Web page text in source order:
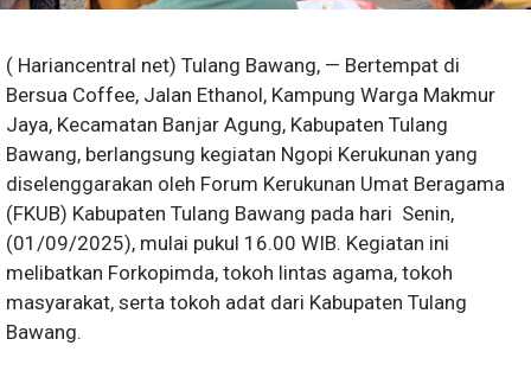
( Hariancentral net) Tulang Bawang, — Bertempat di
Bersua Coffee, Jalan Ethanol, Kampung Warga Makmur
Jaya, Kecamatan Banjar Agung, Kabupaten Tulang
Bawang, berlangsung kegiatan Ngopi Kerukunan yang
diselenggarakan oleh Forum Kerukunan Umat Beragama
(FKUB) Kabupaten Tulang Bawang pada hari Senin,
(01/09/2025), mulai pukul 16.00 WIB. Kegiatan ini
melibatkan Forkopimda, tokoh lintas agama, tokoh
masyarakat, serta tokoh adat dari Kabupaten Tulang
Bawang.